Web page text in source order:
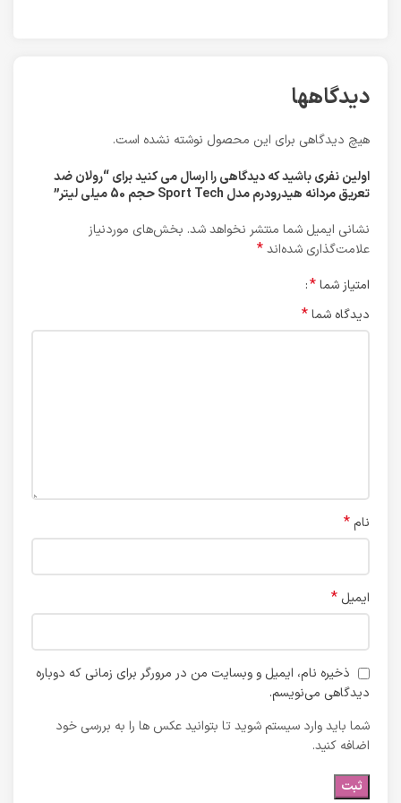
دیدگاهها
هیچ دیدگاهی برای این محصول نوشته نشده است.
اولین نفری باشید که دیدگاهی را ارسال می کنید برای “رولان ضد
تعریق مردانه هیدرودرم مدل Sport Tech حجم 50 میلی لیتر”
نشانی ایمیل شما منتشر نخواهد شد. بخش‌های موردنیاز
علامت‌گذاری شده‌اند*
امتیاز شما*
دیدگاه شما*
نام *
ایمیل *
ذخیره نام، ایمیل و وبسایت من در مرورگر برای زمانی که دوباره
دیدگاهی می‌نویسم.
شما باید وارد سیستم شوید تا بتوانید عکس ها را به بررسی خود
اضافه کنید.